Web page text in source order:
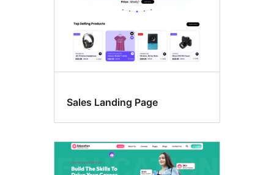
Sales Landing Page